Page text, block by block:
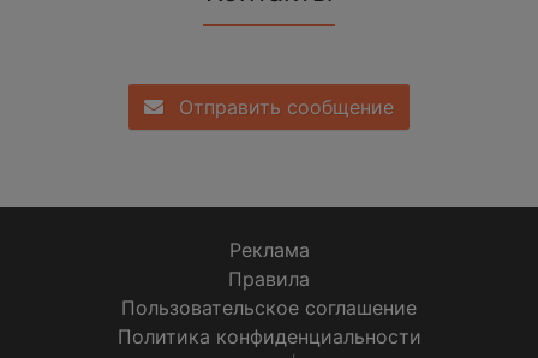
Отправить сообщение
Реклама
Правила
Пользовательское соглашение
Политика конфиденциальности